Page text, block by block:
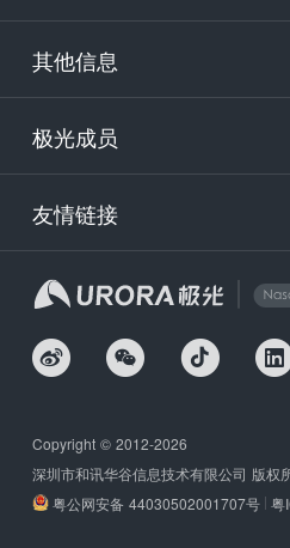
其他信息
极光成员
友情链接
Copyright © 2012-2026
深圳市和讯华谷信息技术有限公司 版权
粤公网安备 44030502001707号 粤